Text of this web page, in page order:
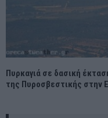
Πυρκαγιά σε δασική
της Πυροσβεστικής στην